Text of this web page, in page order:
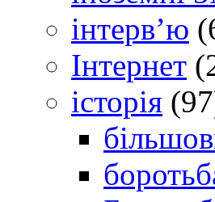
інтерв’ю
Інтернет
історія